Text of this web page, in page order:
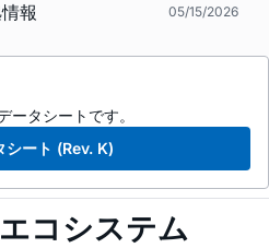
報 05/15/2026
ータシートです。
シート (Rev. K)
コシステム